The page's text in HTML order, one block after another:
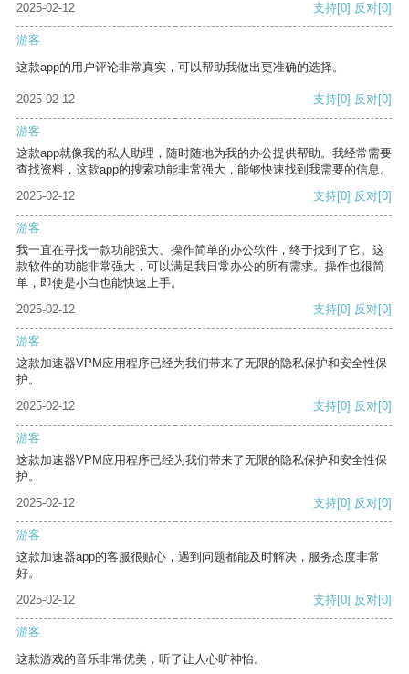
2025-02-12 支持[0] 反对[0]
游客
这款app的用户评论非常真实，可以帮助我做出更准确的选择。
2025-02-12 支持[0] 反对[0]
游客
这款app就像我的私人助理，随时随地为我的办公提供帮助。我经常需要
查找资料，这款app的搜索功能非常强大，能够快速找到我需要的信息。
2025-02-12
支持[0] 反对[0]
游客
我一直在寻找一款功能强大、操作简单的办公软件，终于找到了它。这
款软件的功能非常强大，可以满足我日常办公的所有需求。操作也很简
单，即使是小白也能快速上手。
2025-02-12
支持[0] 反对[0]
游客
这款加速器VPM应用程序已经为我们带来了无限的隐私保护和安全性保
护。
2025-02-12
支持[0] 反对[0]
游客
这款加速器VPM应用程序已经为我们带来了无限的隐私保护和安全性保
护。
2025-02-12
支持[0] 反对[0]
游客
这款加速器app的客服很贴心，遇到问题都能及时解决，服务态度非常
好。
2025-02-12
支持[0] 反对[0]
游客
这款游戏的音乐非常优美，听了让人心旷神怡。